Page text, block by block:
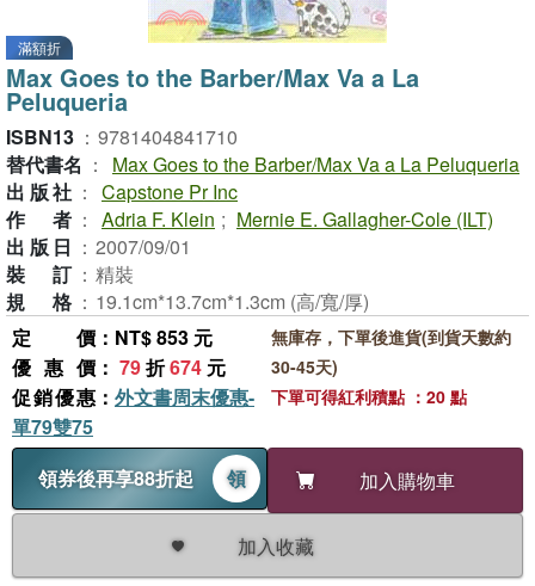
滿額折
Max Goes to the Barber/Max Va a La
Peluqueria
ISBN13 ： 9781404841710
替代書名 ：
Max Goes to the Barber/Max Va a La Peluqueria
出版社 ： Capstone Pr Inc
作者 ： Adria F. Klein ; Mernie E. Gallagher-Cole (ILT)
出版日 ： 2007/09/01
裝訂 ： 精裝
規格 ： 19.1cm*13.7cm*1.3cm (高/寬/厚)
定價 ：NT$ 853 元
優惠價 ： 79折674 元
促銷優惠 ： 外文書周末優惠-
單79雙75
領券後再享88折起
領 加入購物車
加入收藏
無庫存，下單後進貨(到貨天數約
30-45天)
下單可得紅利積點 ：20 點